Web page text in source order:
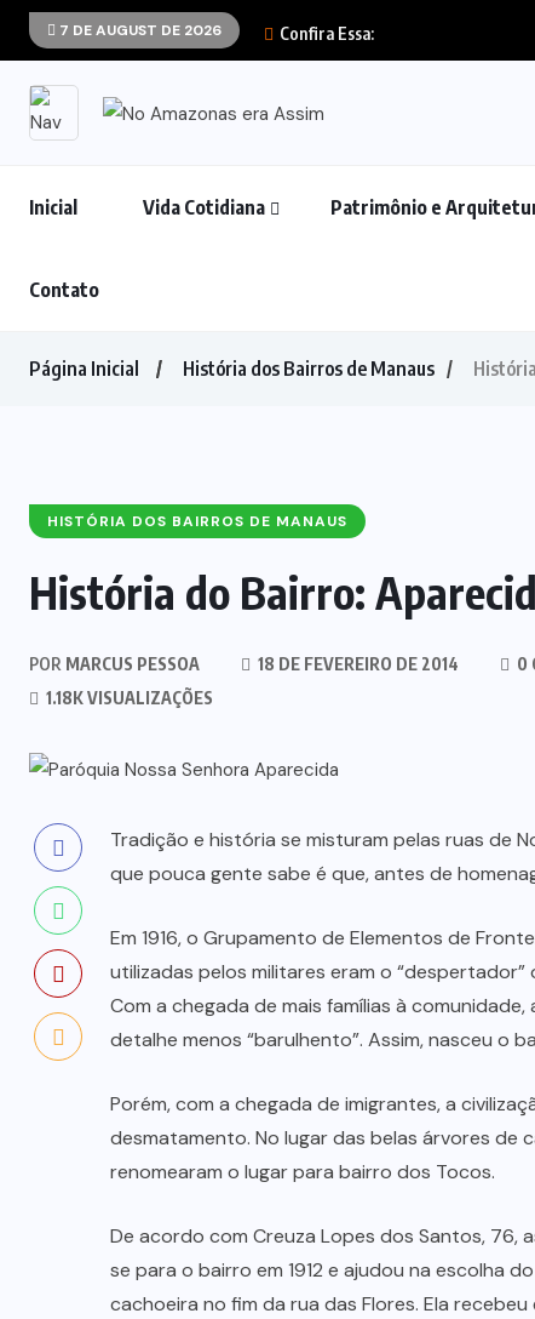
7 DE AUGUST DE 2026 Confira Essa:
Inicial Vida Cotidiana Patrimônio e
Contato
Página Inicial História dos Bairros de Manaus
HISTÓRIA DOS BAIRROS DE MANAUS
História do Bairro:
POR MARCUS PESSOA 18 DE FEVEREIRO DE 2014
0
1.18K VISUALIZAÇÕES
Tradição e história se misturam pelas ruas de
que pouca gente sabe é que, antes de
Em 1916, o Grupamento de Elementos de
utilizadas pelos militares eram o
Com a chegada de mais famílias à
detalhe menos “barulhento”. Assim, nasceu o
Porém, com a chegada de imigrantes, a
desmatamento. No lugar das belas árvores de
renomearam o lugar para bairro dos Tocos.
De acordo com Creuza Lopes dos Santos, 76,
se para o bairro em 1912 e ajudou na escolha
cachoeira no fim da rua das Flores. Ela